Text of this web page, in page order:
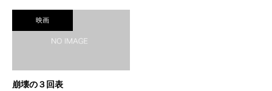
映画
崩壊の３回表